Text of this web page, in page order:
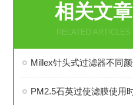
相关文章
RELATED ARTICLES